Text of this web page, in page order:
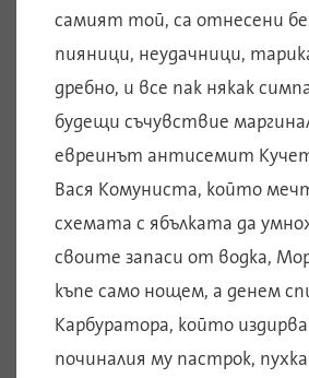
самият той, са отнесени
пияници, неудачници,
дребно, и все пак някак
будещи съчувствие
евреинът антисемит
Вася Комуниста, който
схемата с ябълката да
своите запаси от водка,
къпе само нощем, а денем
Карбуратора, който
починалия му пастрок,